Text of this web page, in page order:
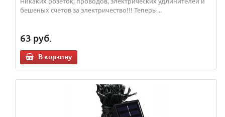
бешеных счетов за электричество!!! Теперь ...
63 руб.
В корзину